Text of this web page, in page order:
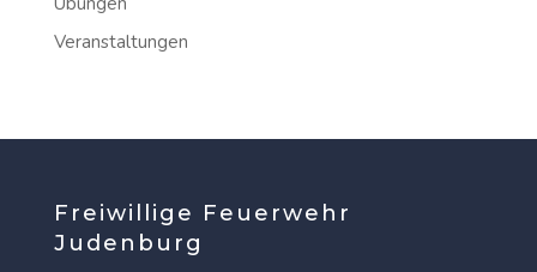
Veranstaltungen
Freiwillige Feuerwehr
Judenburg